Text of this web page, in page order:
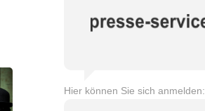
Hier können Sie sich anmelden: